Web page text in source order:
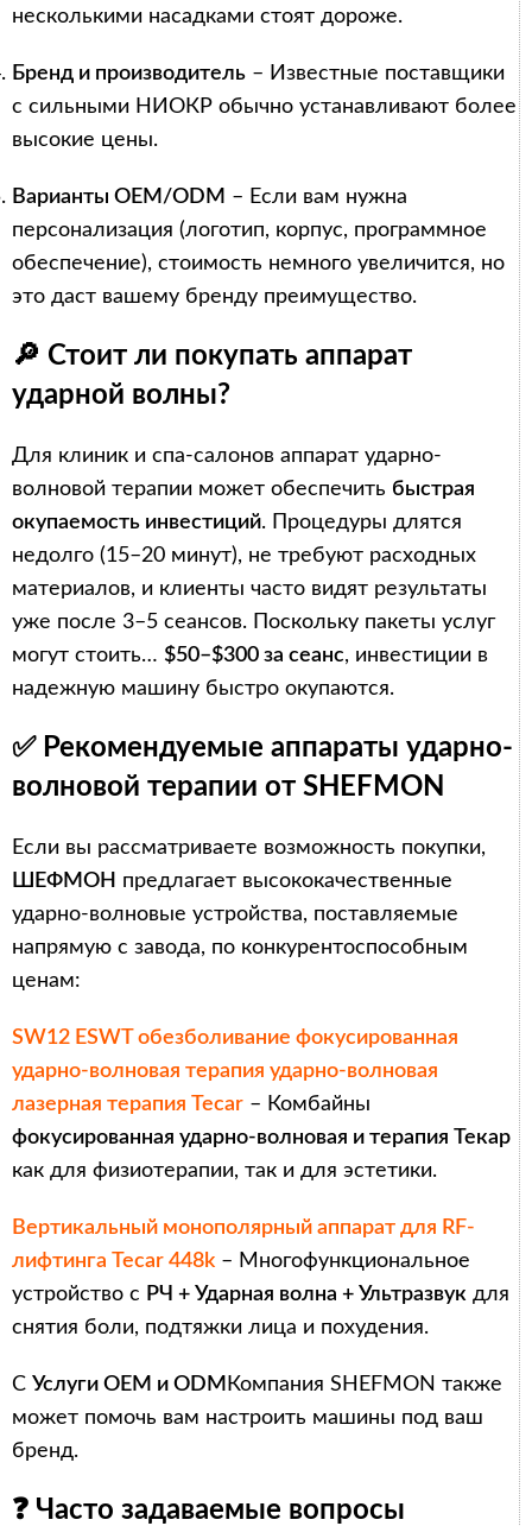
несколькими насадками стоят дороже.
Бренд и производитель – Известные поставщики
с сильными НИОКР обычно устанавливают более
высокие цены.
Варианты OEM/ODM – Если вам нужна
персонализация (логотип, корпус, программное
обеспечение), стоимость немного увеличится, но
это даст вашему бренду преимущество.
🔎 Стоит ли покупать аппарат
ударной волны?
Для клиник и спа-салонов аппарат ударно-
волновой терапии может обеспечить быстрая
окупаемость инвестиций. Процедуры длятся
недолго (15–20 минут), не требуют расходных
материалов, и клиенты часто видят результаты
уже после 3–5 сеансов. Поскольку пакеты услуг
могут стоить… $50–$300 за сеанс, инвестиции в
надежную машину быстро окупаются.
✅ Рекомендуемые аппараты ударно-
волновой терапии от SHEFMON
Если вы рассматриваете возможность покупки,
ШЕФМОН предлагает высококачественные
ударно-волновые устройства, поставляемые
напрямую с завода, по конкурентоспособным
ценам:
SW12 ESWT обезболивание фокусированная
ударно-волновая терапия ударно-волновая
лазерная терапия Tecar – Комбайны
фокусированная ударно-волновая и терапия Текар
как для физиотерапии, так и для эстетики.
Вертикальный монополярный аппарат для RF-
лифтинга Tecar 448k – Многофункциональное
устройство с РЧ + Ударная волна + Ультразвук для
снятия боли, подтяжки лица и похудения.
С Услуги OEM и ODM Компания SHEFMON также
может помочь вам настроить машины под ваш
бренд.
❓ Часто задаваемые вопросы